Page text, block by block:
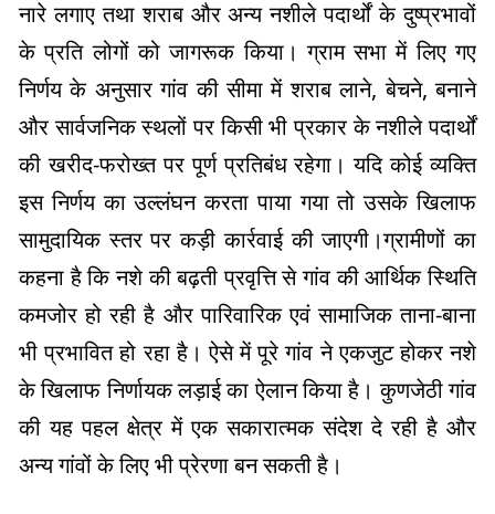
नारे लगाए तथा शराब और अन्य नशीले पदार्थों के दुष्प्रभावों
के प्रति लोगों को जागरूक किया। ग्राम सभा में लिए गए
निर्णय के अनुसार गांव की सीमा में शराब लाने, बेचने, बनाने
और सार्वजनिक स्थलों पर किसी भी प्रकार के नशीले पदार्थों
की खरीद-फरोख्त पर पूर्ण प्रतिबंध रहेगा। यदि कोई व्यक्ति
इस निर्णय का उल्लंघन करता पाया गया तो उसके खिलाफ
सामुदायिक स्तर पर कड़ी कार्रवाई की जाएगी।ग्रामीणों का
कहना है कि नशे की बढ़ती प्रवृत्ति से गांव की आर्थिक स्थिति
कमजोर हो रही है और पारिवारिक एवं सामाजिक ताना-बाना
भी प्रभावित हो रहा है। ऐसे में पूरे गांव ने एकजुट होकर नशे
के खिलाफ निर्णायक लड़ाई का ऐलान किया है। कुणजेठी गांव
की यह पहल क्षेत्र में एक सकारात्मक संदेश दे रही है और
अन्य गांवों के लिए भी प्रेरणा बन सकती है।